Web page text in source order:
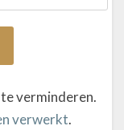
verminderen.
verwerkt.